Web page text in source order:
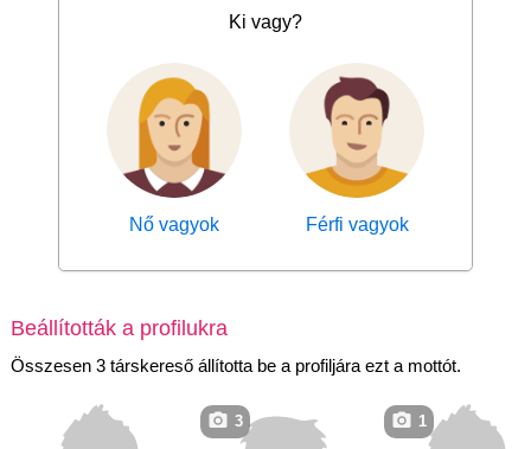
Ki vagy?
Nő vagyok Férfi vagyok
Beállították a profilukra
Összesen 3 társkereső állította be a profiljára ezt a mottót.
3 1